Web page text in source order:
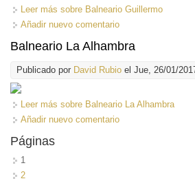
Leer más sobre Balneario Guillermo
Añadir nuevo comentario
Balneario La Alhambra
Publicado por David Rubio el Jue, 26/01/
Leer más sobre Balneario La Alhambra
Añadir nuevo comentario
Páginas
1
2